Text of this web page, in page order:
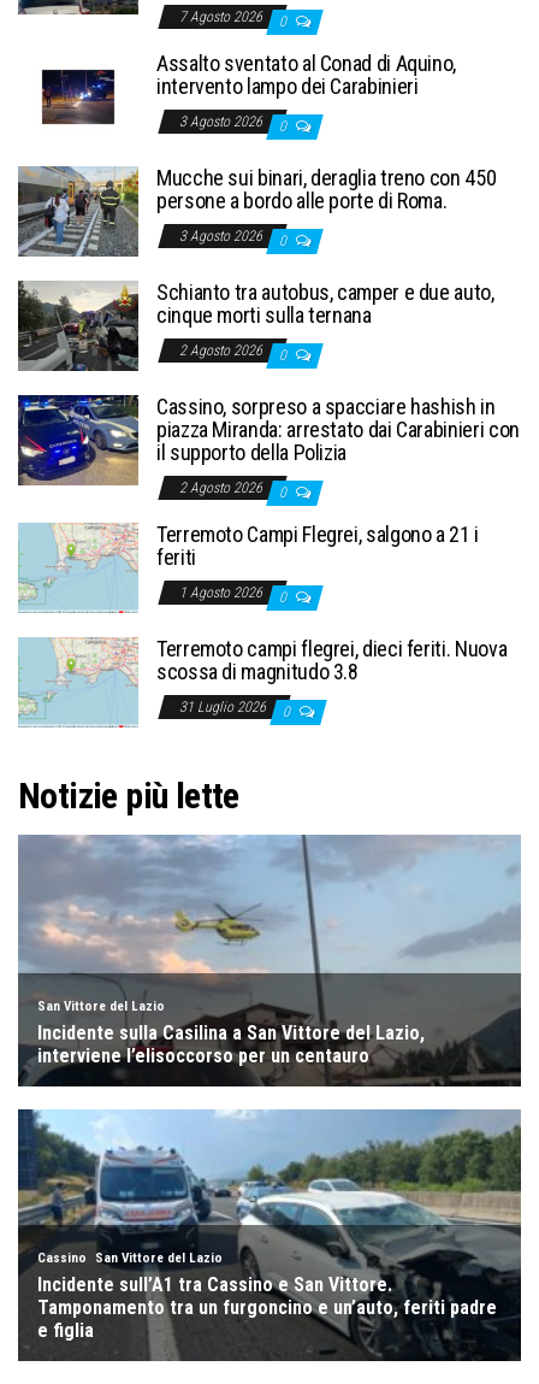
7 Agosto 2026 0
Assalto sventato al Conad di Aquino,
intervento lampo dei Carabinieri
3 Agosto 2026 0
Mucche sui binari, deraglia treno con 450
persone a bordo alle porte di Roma.
3 Agosto 2026 0
Schianto tra autobus, camper e due auto,
cinque morti sulla ternana
2 Agosto 2026 0
Cassino, sorpreso a spacciare hashish in
piazza Miranda: arrestato dai Carabinieri con
il supporto della Polizia
2 Agosto 2026 0
Terremoto Campi Flegrei, salgono a 21 i
feriti
1 Agosto 2026 0
Terremoto campi flegrei, dieci feriti. Nuova
scossa di magnitudo 3.8
31 Luglio 2026 0
Notizie più lette